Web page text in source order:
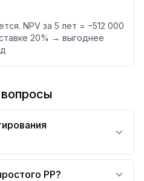
NPV за 5 лет = −512 000
20% → выгоднее
PP?